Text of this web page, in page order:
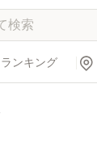
ランキング